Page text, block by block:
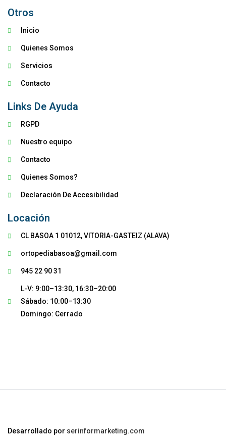
Otros
Inicio
Quienes Somos
Servicios
Contacto
Links De Ayuda
RGPD
Nuestro equipo
Contacto
Quienes Somos?
Declaración De Accesibilidad
Locación
CL BASOA 1 01012, VITORIA-GASTEIZ (ALAVA)
ortopediabasoa@gmail.com
945 22 90 31
L-V: 9:00–13:30, 16:30–20:00
Sábado: 10:00–13:30
Domingo: Cerrado
Desarrollado por serinformarketing.com